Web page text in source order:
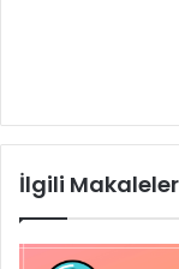
İlgili Makaleler